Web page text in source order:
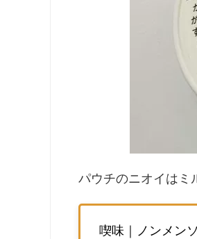
パウチのニオイはミ
喫味｜ノンメン